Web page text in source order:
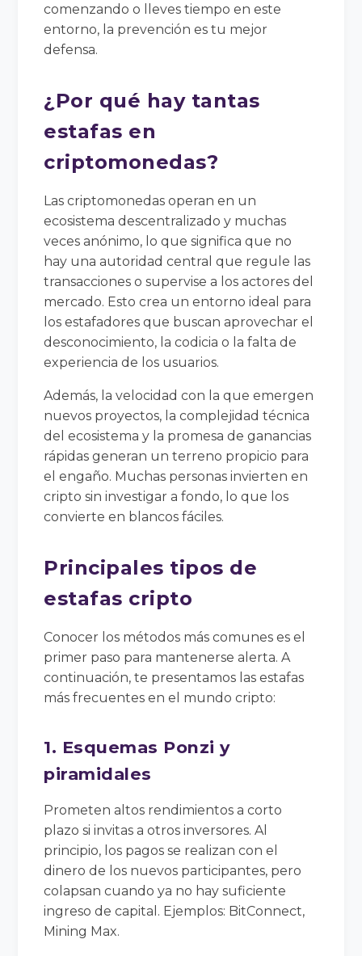
comenzando o lleves tiempo en este
entorno, la prevención es tu mejor
defensa.
¿Por qué hay tantas
estafas en
criptomonedas?
Las criptomonedas operan en un
ecosistema descentralizado y muchas
veces anónimo, lo que significa que no
hay una autoridad central que regule las
transacciones o supervise a los actores del
mercado. Esto crea un entorno ideal para
los estafadores que buscan aprovechar el
desconocimiento, la codicia o la falta de
experiencia de los usuarios.
Además, la velocidad con la que emergen
nuevos proyectos, la complejidad técnica
del ecosistema y la promesa de ganancias
rápidas generan un terreno propicio para
el engaño. Muchas personas invierten en
cripto sin investigar a fondo, lo que los
convierte en blancos fáciles.
Principales tipos de
estafas cripto
Conocer los métodos más comunes es el
primer paso para mantenerse alerta. A
continuación, te presentamos las estafas
más frecuentes en el mundo cripto:
1. Esquemas Ponzi y
piramidales
Prometen altos rendimientos a corto
plazo si invitas a otros inversores. Al
principio, los pagos se realizan con el
dinero de los nuevos participantes, pero
colapsan cuando ya no hay suficiente
ingreso de capital. Ejemplos: BitConnect,
Mining Max.